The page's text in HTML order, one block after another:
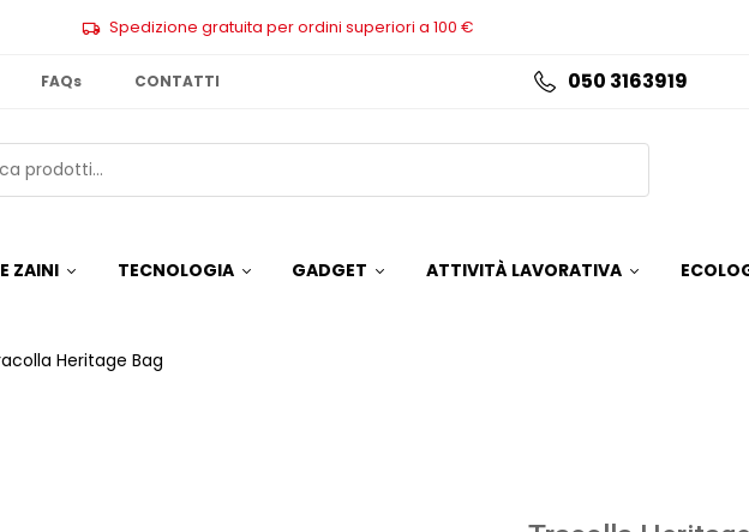
Spedizione gratuita per ordini superiori a 100 €
FAQs CONTATTI 050 3163919
ZAINI TECNOLOGIA GADGET ATTIVITÀ LAVORATIVA
Heritage Bag